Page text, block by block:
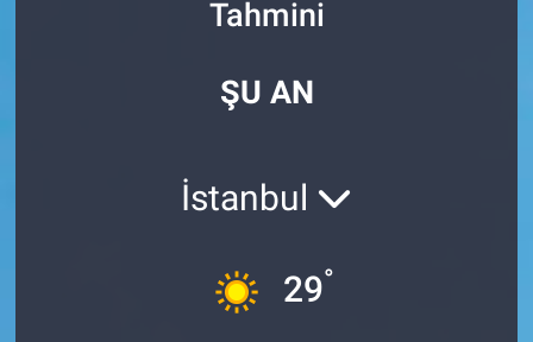
Tahmini
ŞU AN
İstanbul
29°